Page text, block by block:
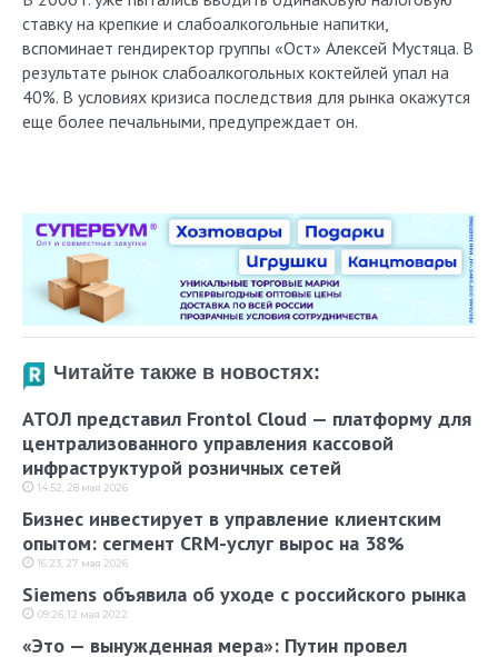
ставку на крепкие и слабоалкогольные напитки,
вспоминает гендиректор группы «Ост» Алексей Мустяца. В
результате рынок слабоалкогольных коктейлей упал на
40%. В условиях кризиса последствия для рынка окажутся
еще более печальными, предупреждает он.
Читайте также в новостях:
АТОЛ представил Frontol Cloud — платформу для
централизованного управления кассовой
инфраструктурой розничных сетей
14:52, 28 мая 2026
Бизнес инвестирует в управление клиентским
опытом: сегмент CRM-услуг вырос на 38%
16:23, 27 мая 2026
Siemens объявила об уходе с российского рынка
09:26, 12 мая 2022
«Это — вынужденная мера»: Путин провел